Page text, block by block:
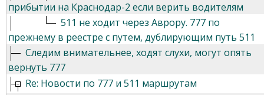
прибытии на Краснодар-2 если верить водителям
511 не ходит через Аврору. 777 по
прежнему в реестре с путем, дублирующим путь 511
Следим внимательнее, ходят слухи, могут опять
вернуть 777
Re: Новости по 777 и 511 маршрутам